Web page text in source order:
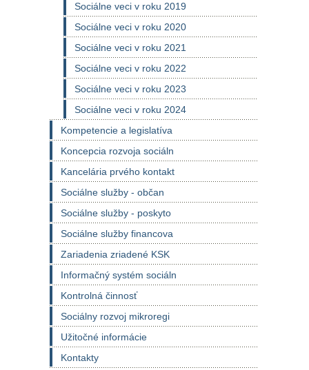
Sociálne veci v roku 2019
Sociálne veci v roku 2020
Sociálne veci v roku 2021
Sociálne veci v roku 2022
Sociálne veci v roku 2023
Sociálne veci v roku 2024
Kompetencie a legislatíva
Koncepcia rozvoja sociáln
Kancelária prvého kontakt
Sociálne služby - občan
Sociálne služby - poskyto
Sociálne služby financova
Zariadenia zriadené KSK
Informačný systém sociáln
Kontrolná činnosť
Sociálny rozvoj mikroregi
Užitočné informácie
Kontakty